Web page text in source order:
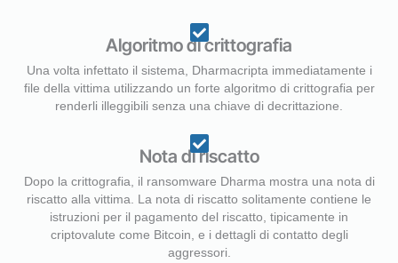
Algoritmo di crittografia
Una volta infettato il sistema, Dharmacripta immediatamente i
file della vittima utilizzando un forte algoritmo di crittografia per
renderli illeggibili senza una chiave di decrittazione.
Nota di riscatto
Dopo la crittografia, il ransomware Dharma mostra una nota di
riscatto alla vittima. La nota di riscatto solitamente contiene le
istruzioni per il pagamento del riscatto, tipicamente in
criptovalute come Bitcoin, e i dettagli di contatto degli
aggressori.